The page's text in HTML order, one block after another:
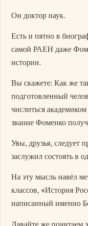
Он доктор наук.
Есть и пятно в
самой РАЕН даже
истории.
Вы скажете: Как же
подготовленный
числиться
звание Фоменко
Увы, друзья, следует
заслужил состоять в
На эту мысль навёл
классов, «История
написанный именно
Давайте же почитаем